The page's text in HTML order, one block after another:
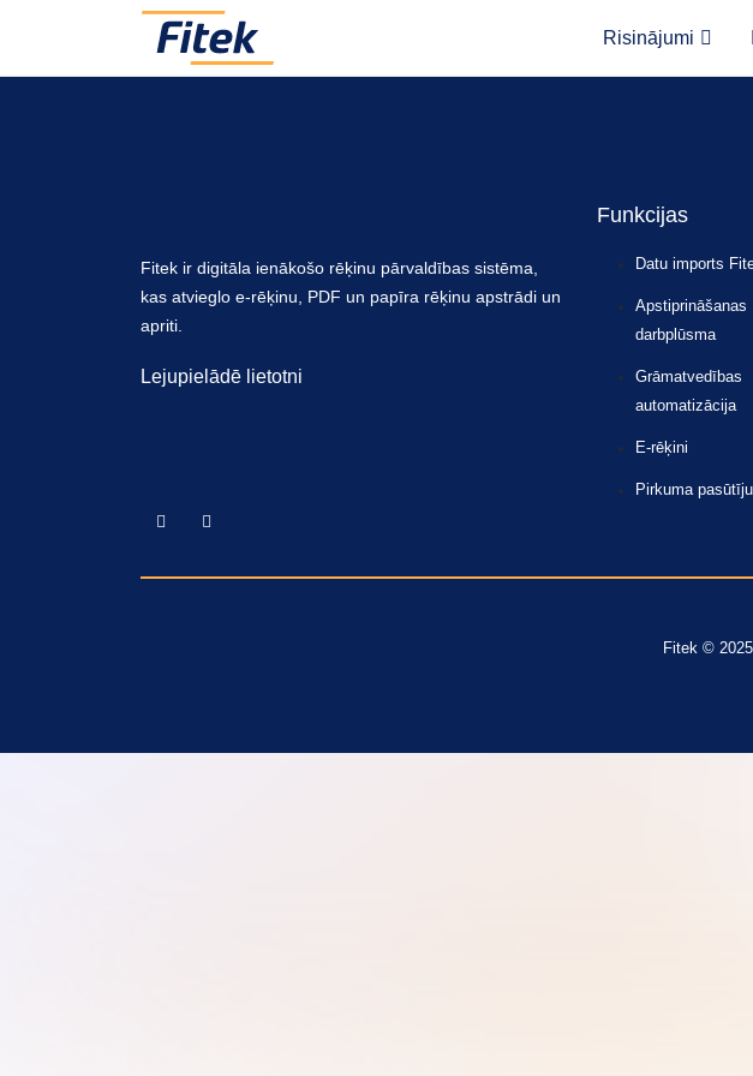
Risinājumi
Mūsu platforma ir mākoņbalstīts risinājums un darbojas AWS.
Fitek ir digitāla ienākošo rēķinu pārvaldības sistēma,
kas atvieglo e-rēķinu, PDF un papīra rēķinu apstrādi un
apriti.
Lejupielādē lietotni
Funkcijas
Datu imports
Apstiprināšanas
darbplūsma
Grāmatvedības
automatizācija
E-rēķini
Pirkuma
Fitek ©